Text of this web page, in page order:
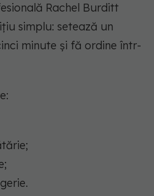
Rachel Burditt
simplu: setează un
minute și fă ordine într-